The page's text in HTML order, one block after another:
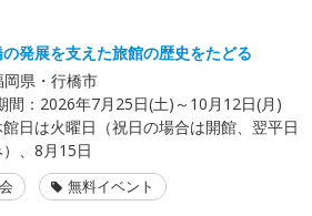
発展を支えた旅館の歴史をたどる
岡県・行橋市
間： 2026年7月25日(土)～10月12日(月)
日は火曜日（祝日の場合は開館、翌平日
、8月15日
無料イベント